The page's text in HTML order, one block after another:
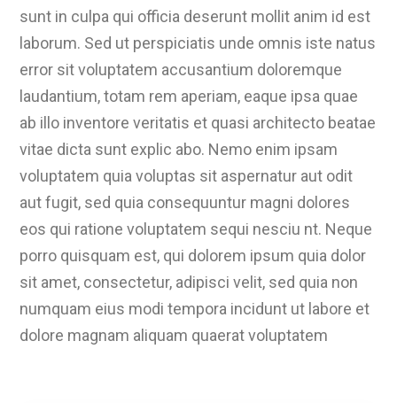
sunt in culpa qui officia deserunt mollit anim id est
laborum. Sed ut perspiciatis unde omnis iste natus
error sit voluptatem accusantium doloremque
laudantium, totam rem aperiam, eaque ipsa quae
ab illo inventore veritatis et quasi architecto beatae
vitae dicta sunt explic abo. Nemo enim ipsam
voluptatem quia voluptas sit aspernatur aut odit
aut fugit, sed quia consequuntur magni dolores
eos qui ratione voluptatem sequi nesciu nt. Neque
porro quisquam est, qui dolorem ipsum quia dolor
sit amet, consectetur, adipisci velit, sed quia non
numquam eius modi tempora incidunt ut labore et
dolore magnam aliquam quaerat voluptatem